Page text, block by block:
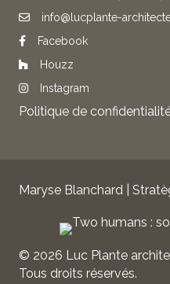
info@lucplante-
Facebook
Houzz
Instagram
Politique de
Maryse Blanchard |
© 2026 Luc Plante
Tous droits réservés.